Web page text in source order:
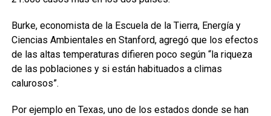
Burke, economista de la Escuela de la Tierra, Energía y
Ciencias Ambientales en Stanford, agregó que los efectos
de las altas temperaturas difieren poco según “la riqueza
de las poblaciones y si están habituados a climas
calurosos”.
Por ejemplo en Texas, uno de los estados donde se han